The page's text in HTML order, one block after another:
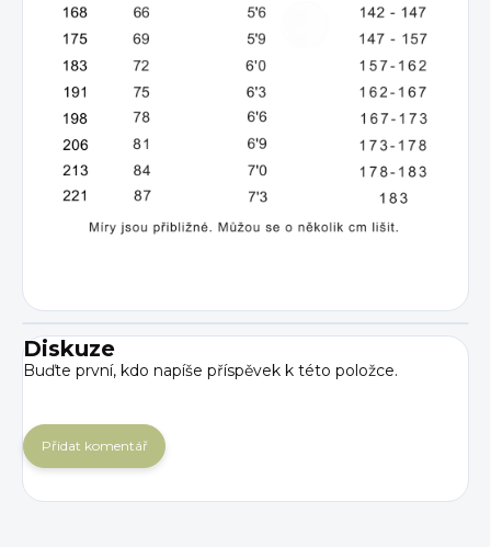
Diskuze
Buďte první, kdo napíše příspěvek k této položce.
Přidat komentář